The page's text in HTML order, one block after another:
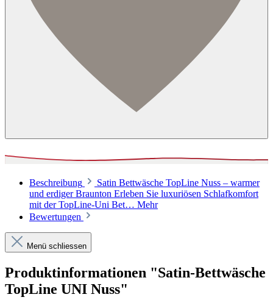
Beschreibung
Satin Bettwäsche TopLine Nuss – warmer
und erdiger Braunton Erleben Sie luxuriösen Schlafkomfort
mit der TopLine-Uni Bet… Mehr
Bewertungen
Menü schliessen
Produktinformationen "Satin-Bettwäsche
TopLine UNI Nuss"